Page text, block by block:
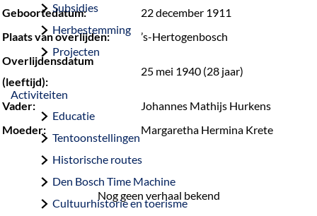
Subsidies
Herbestemming
Projecten
Activiteiten
Educatie
Tentoonstellingen
Historische routes
Den Bosch Time Machine
Cultuurhistorie en toerisme
Geboortedatum:
22 december 1911
Plaats van overlijden:
’s-Hertogenbosch
Overlijdensdatum
(leeftijd):
25 mei 1940 (28 jaar)
Vader:
Johannes Mathijs Hurkens
Moeder:
Margaretha Hermina Krete
Nog geen verhaal bekend